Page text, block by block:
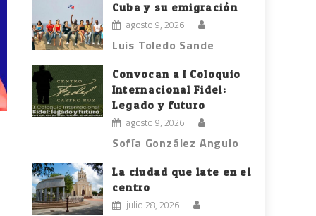
Cuba y su emigración
agosto 9, 2026
Luis Toledo Sande
Convocan a I Coloquio
Internacional Fidel:
Legado y futuro
agosto 9, 2026
Sofía González Angulo
La ciudad que late en el
centro
julio 28, 2026